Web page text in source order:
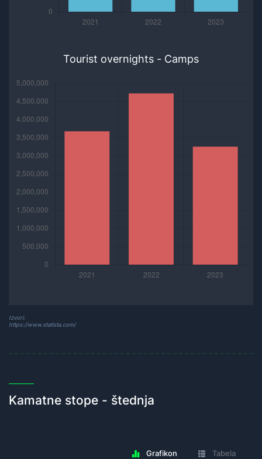
Izvori:
https://www.statista.com/
Kamatne stope - štednja
Grafikon Tabela